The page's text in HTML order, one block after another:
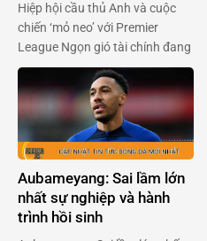
Hiệp hội cầu thủ Anh và cuộc
chiến ‘mỏ neo’ với Premier
League Ngọn gió tài chính đang
thổi mạnh qua Premier League,
khi Hiệp hội cầu thủ chuyên
nghiệp Anh (PFA) sẵn sàng ‘xắn
tay áo’ đối đầu với ban tổ chức
giải đấu. Trong bối cảnh Premier
League chuẩn bị thông qua một
…
Aubameyang: Sai lầm lớn
nhất sự nghiệp và hành
trình hồi sinh